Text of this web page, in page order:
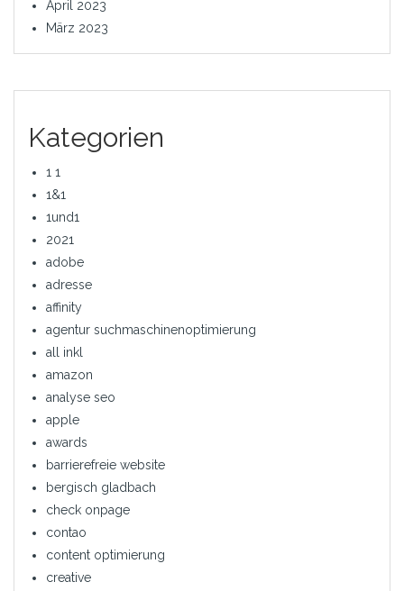
April 2023
März 2023
Kategorien
1 1
1&1
1und1
2021
adobe
adresse
affinity
agentur suchmaschinenoptimierung
all inkl
amazon
analyse seo
apple
awards
barrierefreie website
bergisch gladbach
check onpage
contao
content optimierung
creative